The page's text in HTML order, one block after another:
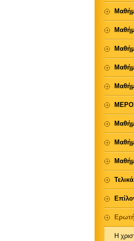
Η